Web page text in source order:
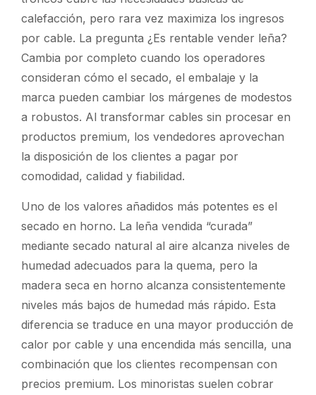
calefacción, pero rara vez maximiza los ingresos
por cable. La pregunta ¿Es rentable vender leña?
Cambia por completo cuando los operadores
consideran cómo el secado, el embalaje y la
marca pueden cambiar los márgenes de modestos
a robustos. Al transformar cables sin procesar en
productos premium, los vendedores aprovechan
la disposición de los clientes a pagar por
comodidad, calidad y fiabilidad.
Uno de los valores añadidos más potentes es el
secado en horno. La leña vendida “curada”
mediante secado natural al aire alcanza niveles de
humedad adecuados para la quema, pero la
madera seca en horno alcanza consistentemente
niveles más bajos de humedad más rápido. Esta
diferencia se traduce en una mayor producción de
calor por cable y una encendida más sencilla, una
combinación que los clientes recompensan con
precios premium. Los minoristas suelen cobrar